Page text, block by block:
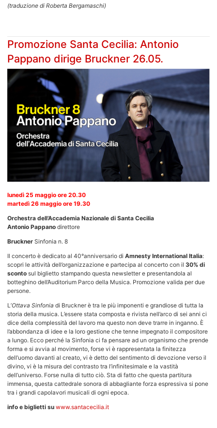
(traduzione di Roberta Bergamaschi)
Promozione Santa Cecilia: Antonio
Pappano dirige Bruckner 26.05.
lunedì 25 maggio ore 20.30
martedì 26 maggio ore 19.30
Orchestra dell’Accademia Nazionale di Santa Cecilia
Antonio Pappano direttore
Bruckner Sinfonia n. 8
Il concerto è dedicato al 40°anniversario di Amnesty International Italia:
scopri le attività dell’organizzazione e partecipa al concerto con il 30% di
sconto sul biglietto stampando questa newsletter e presentandola al
botteghino dell’Auditorium Parco della Musica. Promozione valida per due
persone.
L’Ottava Sinfonia di Bruckner è tra le più imponenti e grandiose di tutta la
storia della musica. L’essere stata composta e rivista nell’arco di sei anni ci
dice della complessità del lavoro ma questo non deve trarre in inganno. È
l’abbondanza di idee e la loro gestione che tenne impegnato il compositore
a lungo. Ecco perché la Sinfonia ci fa pensare ad un organismo che prende
forma e si avvia al movimento, forse vi è rappresentata la finitezza
dell’uomo davanti al creato, vi è detto del sentimento di devozione verso il
divino, vi è la misura del contrasto tra l’infinitesimale e la vastità
dell’universo. Forse nulla di tutto ciò. Sta di fatto che questa partitura
immensa, questa cattedrale sonora di abbagliante forza espressiva si pone
tra i grandi capolavori musicali di ogni epoca.
info e biglietti su www.santacecilia.it